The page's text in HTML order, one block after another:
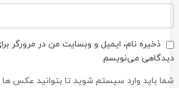
ذخیره نام، ایمیل و وبسایت من در مرورگر
دیدگاهی می‌نویسم.
شما باید وارد سیستم شوید تا بتوانید عکس ها